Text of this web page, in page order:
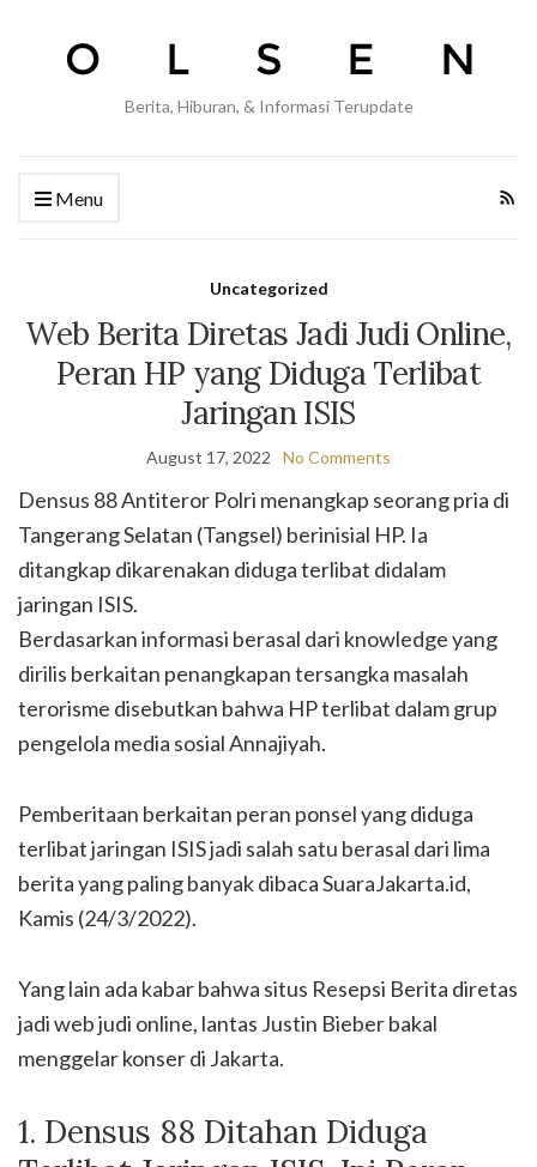
Berita, Hiburan, & Informasi Terupdate
Menu
Uncategorized
Web Berita Diretas Jadi Judi Online,
Peran HP yang Diduga Terlibat
Jaringan ISIS
August 17, 2022 No Comments
Densus 88 Antiteror Polri menangkap seorang pria di
Tangerang Selatan (Tangsel) berinisial HP. Ia
ditangkap dikarenakan diduga terlibat didalam
jaringan ISIS.
Berdasarkan informasi berasal dari knowledge yang
dirilis berkaitan penangkapan tersangka masalah
terorisme disebutkan bahwa HP terlibat dalam grup
pengelola media sosial Annajiyah.
Pemberitaan berkaitan peran ponsel yang diduga
terlibat jaringan ISIS jadi salah satu berasal dari lima
berita yang paling banyak dibaca SuaraJakarta.id,
Kamis (24/3/2022).
Yang lain ada kabar bahwa situs Resepsi Berita diretas
jadi web judi online, lantas Justin Bieber bakal
menggelar konser di Jakarta.
1. Densus 88 Ditahan Diduga